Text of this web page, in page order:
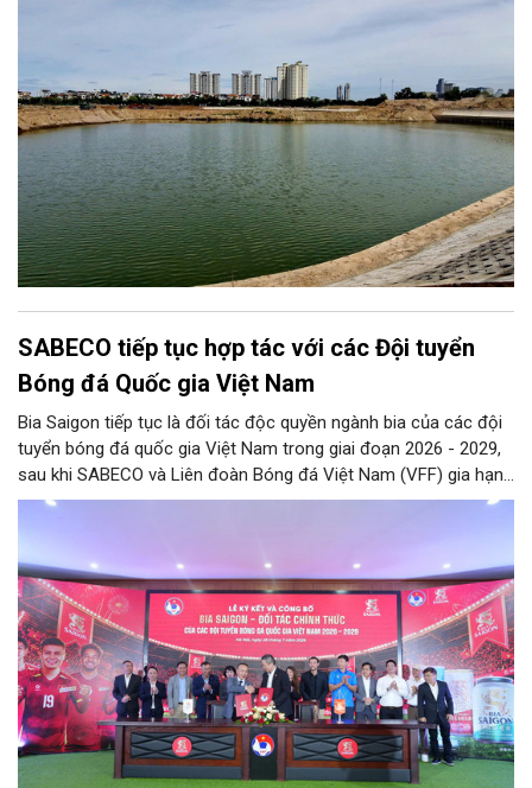
SABECO tiếp tục hợp tác với các Đội tuyển
Bóng đá Quốc gia Việt Nam
Bia Saigon tiếp tục là đối tác độc quyền ngành bia của các đội
tuyển bóng đá quốc gia Việt Nam trong giai đoạn 2026 - 2029,
sau khi SABECO và Liên đoàn Bóng đá Việt Nam (VFF) gia hạn
hợp tác chiến lược. Hai bên kỳ vọng tạo thêm nguồn lực cho